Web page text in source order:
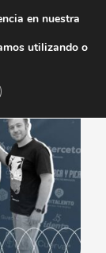
en nuestra
utilizando o